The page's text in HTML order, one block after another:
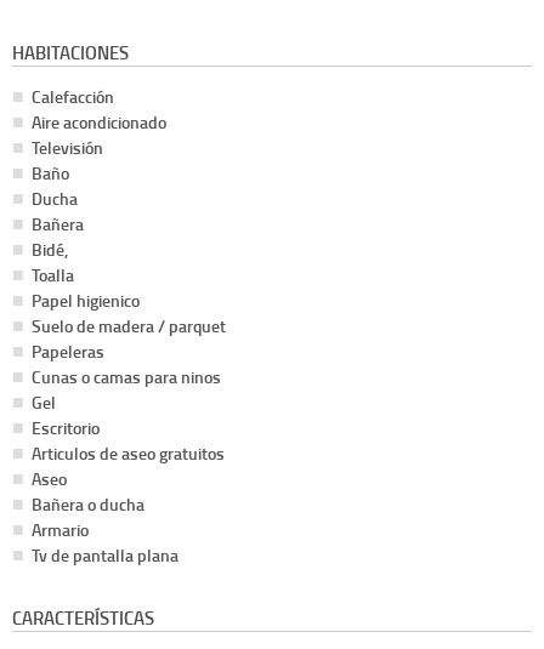
HABITACIONES
Calefacción
Aire acondicionado
Televisión
Baño
Ducha
Bañera
Bidé,
Toalla
Papel higienico
Suelo de madera / parquet
Papeleras
Cunas o camas para ninos
Gel
Escritorio
Articulos de aseo gratuitos
Aseo
Bañera o ducha
Armario
Tv de pantalla plana
CARACTERÍSTICAS